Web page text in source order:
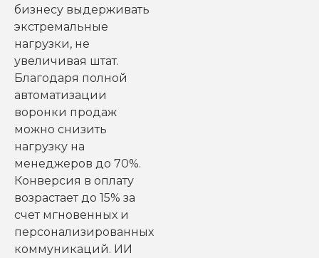
бизнесу выдерживать
экстремальные
нагрузки, не
увеличивая штат.
Благодаря полной
автоматизации
воронки продаж
можно снизить
нагрузку на
менеджеров до 70%.
Конверсия в оплату
возрастает до 15% за
счет мгновенных и
персонализированных
коммуникаций. ИИ